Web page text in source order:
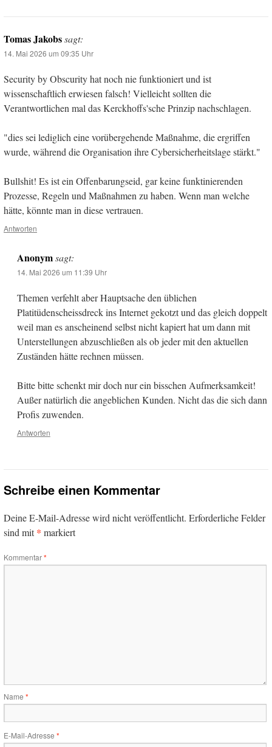
Tomas Jakobssagt:
14. Mai 2026 um 09:35 Uhr
Security by Obscurity hat noch nie funktioniert und ist
wissenschaftlich erwiesen falsch! Vielleicht sollten die
Verantwortlichen mal das Kerckhoffs'sche Prinzip nachschlagen.
"dies sei lediglich eine vorübergehende Maßnahme, die ergriffen
wurde, während die Organisation ihre Cybersicherheitslage stärkt."
Bullshit! Es ist ein Offenbarungseid, gar keine funktinierenden
Prozesse, Regeln und Maßnahmen zu haben. Wenn man welche
hätte, könnte man in diese vertrauen.
Antworten
Anonym sagt:
14. Mai 2026 um 11:39 Uhr
Themen verfehlt aber Hauptsache den üblichen
Platitüdenscheissdreck ins Internet gekotzt und das gleich doppelt
weil man es anscheinend selbst nicht kapiert hat um dann mit
Unterstellungen abzuschließen als ob jeder mit den aktuellen
Zuständen hätte rechnen müssen.
Bitte bitte schenkt mir doch nur ein bisschen Aufmerksamkeit!
Außer natürlich die angeblichen Kunden. Nicht das die sich dann
Profis zuwenden.
Antworten
Schreibe einen Kommentar
Deine E-Mail-Adresse wird nicht veröffentlicht. Erforderliche Felder
sind mit* markiert
Kommentar*
Name *
E-Mail-Adresse *